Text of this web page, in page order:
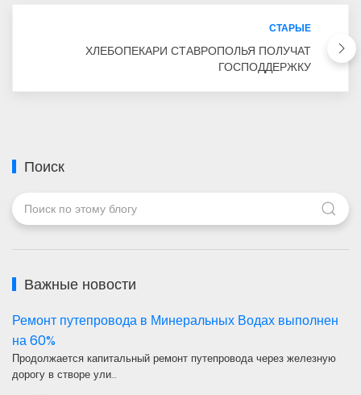
СТАРЫЕ
ХЛЕБОПЕКАРИ СТАВРОПОЛЬЯ ПОЛУЧАТ
ГОСПОДДЕРЖКУ
Поиск
Важные новости
Ремонт путепровода в Минеральных Водах выполнен
на 60%
Продолжается капитальный ремонт путепровода через железную
дорогу в створе ули…